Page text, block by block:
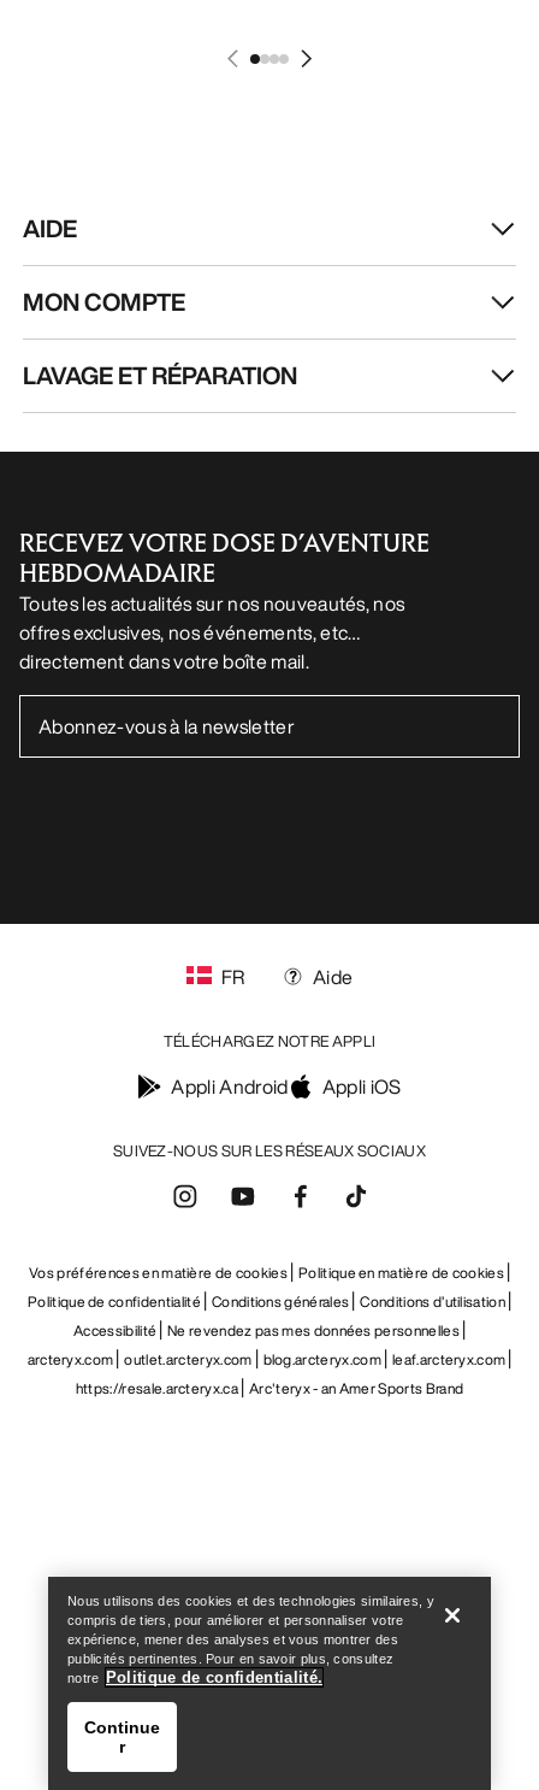
AIDE
MON COMPTE
LAVAGE ET RÉPARATION
RECEVEZ VOTRE DOSE D’AVENTURE
HEBDOMADAIRE
Toutes les actualités sur nos nouveautés, nos
offres exclusives, nos événements, etc…
directement dans votre boîte mail.
SUIVEZ-NOUS SUR LES RÉSEAUX SOCIAUX
FR Aide
TÉLÉCHARGEZ NOTRE APPLI
Appli Android Appli iOS
Vos préférences en matière de cookies Politique en matière de cookies
Politique de confidentialité Conditions générales Conditions d’utilisation
Accessibilité Ne revendez pas mes données personnelles
arcteryx.com outlet.arcteryx.com blog.arcteryx.com leaf.arcteryx.com
https://resale.arcteryx.ca Arc'teryx - an Amer Sports Brand
Nous utilisons des cookies et des technologies similaires, y
compris de tiers, pour améliorer et personnaliser votre
expérience, mener des analyses et vous montrer des
publicités pertinentes. Pour en savoir plus, consultez
notre
Politique de confidentialité.
Continue
r